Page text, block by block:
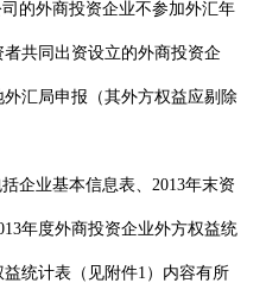
的外商投资企业不参加外汇年
共同出资设立的外商投资企
外汇局申报（其外方权益应剔除
企业基本信息表、 2013年末资
年度外商投资企业外方权益统
统计表（见附件1 ）内容有所